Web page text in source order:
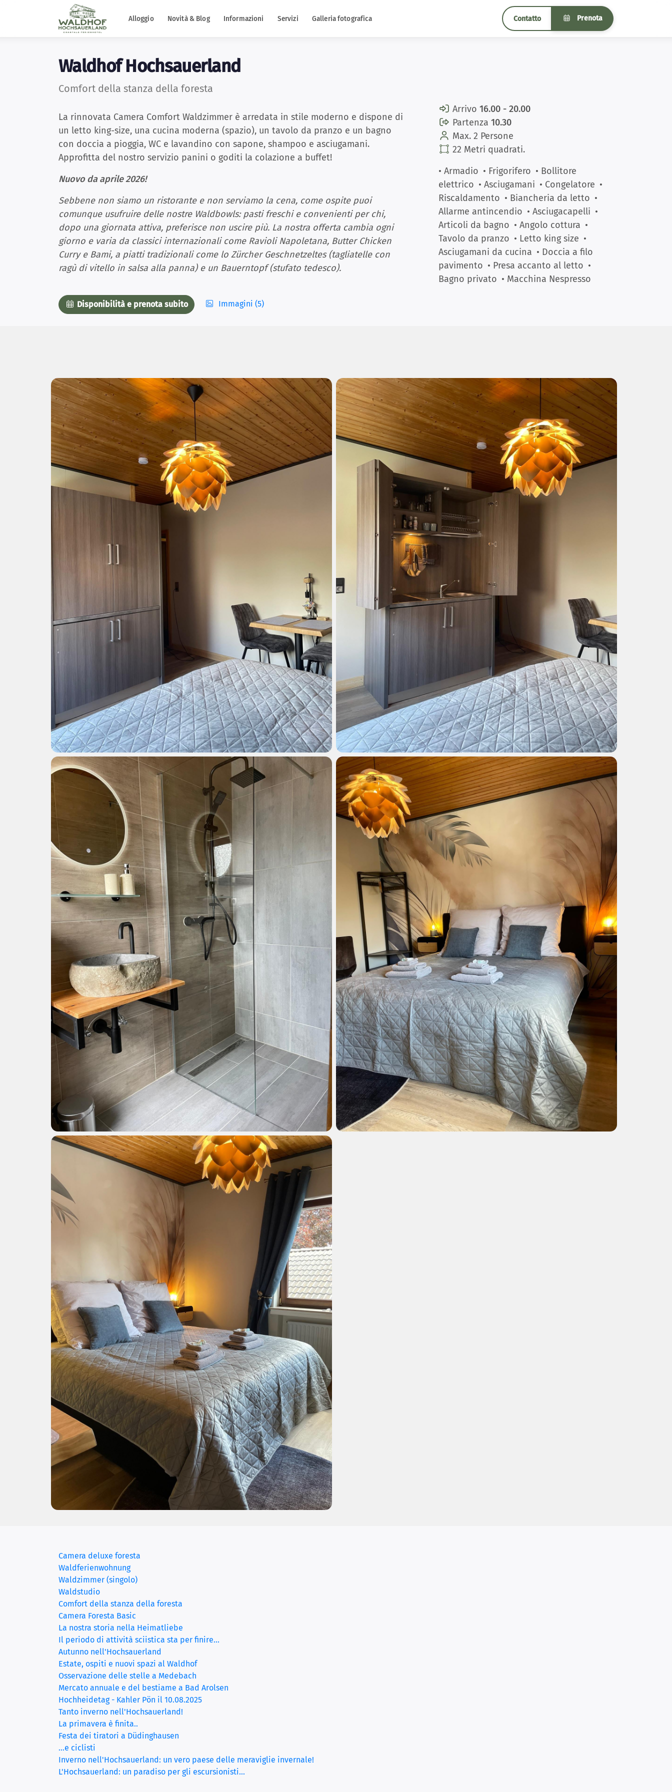
Alloggio Novità & Blog Informazioni Servizi Galleria fotografica Contatto Prenota
Waldhof Hochsauerland
Comfort della stanza della foresta
La rinnovata Camera Comfort Waldzimmer è arredata in stile moderno e dispone di
un letto king-size, una cucina moderna (spazio), un tavolo da pranzo e un bagno
con doccia a pioggia, WC e lavandino con sapone, shampoo e asciugamani.
Approfitta del nostro servizio panini o goditi la colazione a buffet!
Nuovo da aprile 2026!
Sebbene non siamo un ristorante e non serviamo la cena, come ospite puoi
comunque usufruire delle nostre Waldbowls: pasti freschi e convenienti per chi,
dopo una giornata attiva, preferisce non uscire più. La nostra offerta cambia ogni
giorno e varia da classici internazionali come Ravioli Napoletana, Butter Chicken
Curry e Bami, a piatti tradizionali come lo Zürcher Geschnetzeltes (tagliatelle con
ragù di vitello in salsa alla panna) e un Bauerntopf (stufato tedesco).
Disponibilità e prenota subito Immagini (5)
Arrivo 16.00 - 20.00
Partenza 10.30
Max. 2 Persone
22 Metri quadrati.
• Armadio • Frigorifero • Bollitore
elettrico • Asciugamani • Congelatore •
Riscaldamento • Biancheria da letto •
Allarme antincendio • Asciugacapelli •
Articoli da bagno • Angolo cottura •
Tavolo da pranzo • Letto king size •
Asciugamani da cucina • Doccia a filo
pavimento • Presa accanto al letto •
Bagno privato • Macchina Nespresso
Camera deluxe foresta
Waldferienwohnung
Waldzimmer (singolo)
Waldstudio
Comfort della stanza della foresta
Camera Foresta Basic
La nostra storia nella Heimatliebe
Il periodo di attività sciistica sta per finire...
Autunno nell'Hochsauerland
Estate, ospiti e nuovi spazi al Waldhof
Osservazione delle stelle a Medebach
Mercato annuale e del bestiame a Bad Arolsen
Hochheidetag - Kahler Pön il 10.08.2025
Tanto inverno nell'Hochsauerland!
La primavera è finita..
Festa dei tiratori a Düdinghausen
...e ciclisti
Inverno nell'Hochsauerland: un vero paese delle meraviglie invernale!
L'Hochsauerland: un paradiso per gli escursionisti...